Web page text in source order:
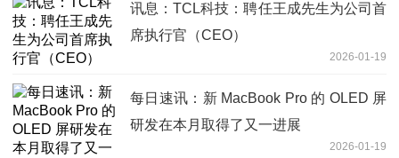
讯息：TCL科技：聘任王成先生为公司首
席执行官（CEO）
2026-01-19
每日速讯：新 MacBook Pro 的 OLED 屏
研发在本月取得了又一进展
2026-01-19